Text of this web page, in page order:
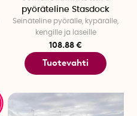
pyöräteline Stasdock
Seinäteline pyörälle, kypärälle,
kengille ja laseille
108.88 €
Tuotevahti